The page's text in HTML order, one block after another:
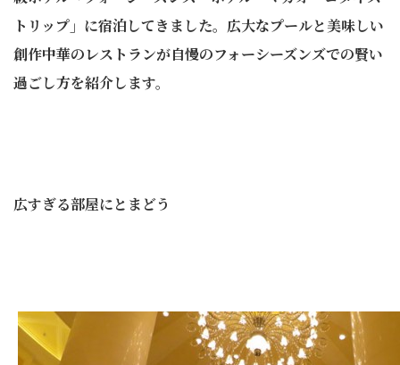
トリップ」に宿泊してきました。広大なプールと美味しい
創作中華のレストランが自慢のフォーシーズンズでの賢い
過ごし方を紹介します。
広すぎる部屋にとまどう